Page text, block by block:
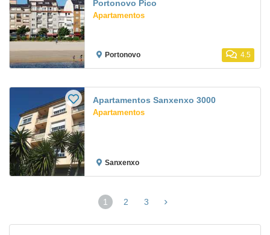
Portonovo Pico
Apartamentos
Portonovo 4.5
Apartamentos Sanxenxo 3000
Apartamentos
Sanxenxo
1
(página
2 3